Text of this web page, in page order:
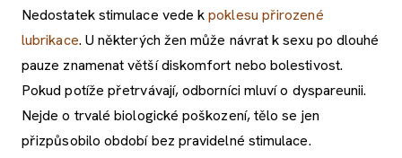
Nedostatek stimulace vede kpoklesu přirozené
lubrikace. U některých žen může návrat k sexu po dlouhé
pauze znamenat větší diskomfort nebo bolestivost.
Pokud potíže přetrvávají, odborníci mluví o dyspareunii.
Nejde o trvalé biologické poškození, tělo se jen
přizpůsobilo období bez pravidelné stimulace.